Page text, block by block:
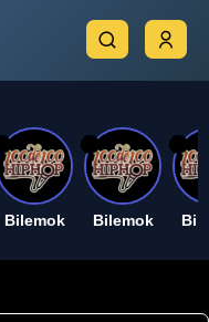
Bilemok Bilemok